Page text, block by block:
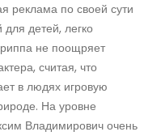
реклама по своей сути
детей, легко
не поощряет
считая, что
в людях игровую
На уровне
Владимирович очень